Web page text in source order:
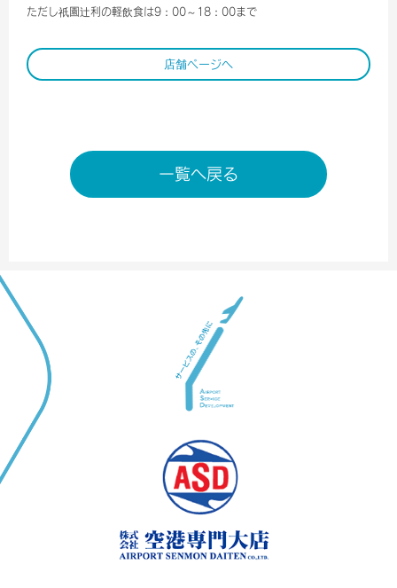
ただし祇園辻利の軽飲食は9：00～18：00まで
店舗ページへ
一覧へ戻る